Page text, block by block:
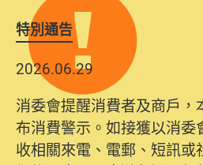
特別通告
2026.06.29
消委會提醒消費者及商戶，
布消費警示。如接獲以消委
收相關來電、電郵、短訊或